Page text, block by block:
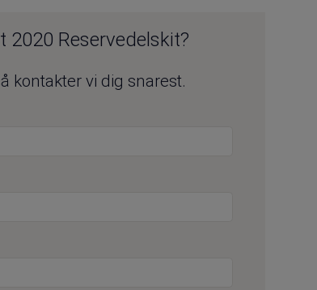
2020 Reservedelskit?
kontakter vi dig snarest.